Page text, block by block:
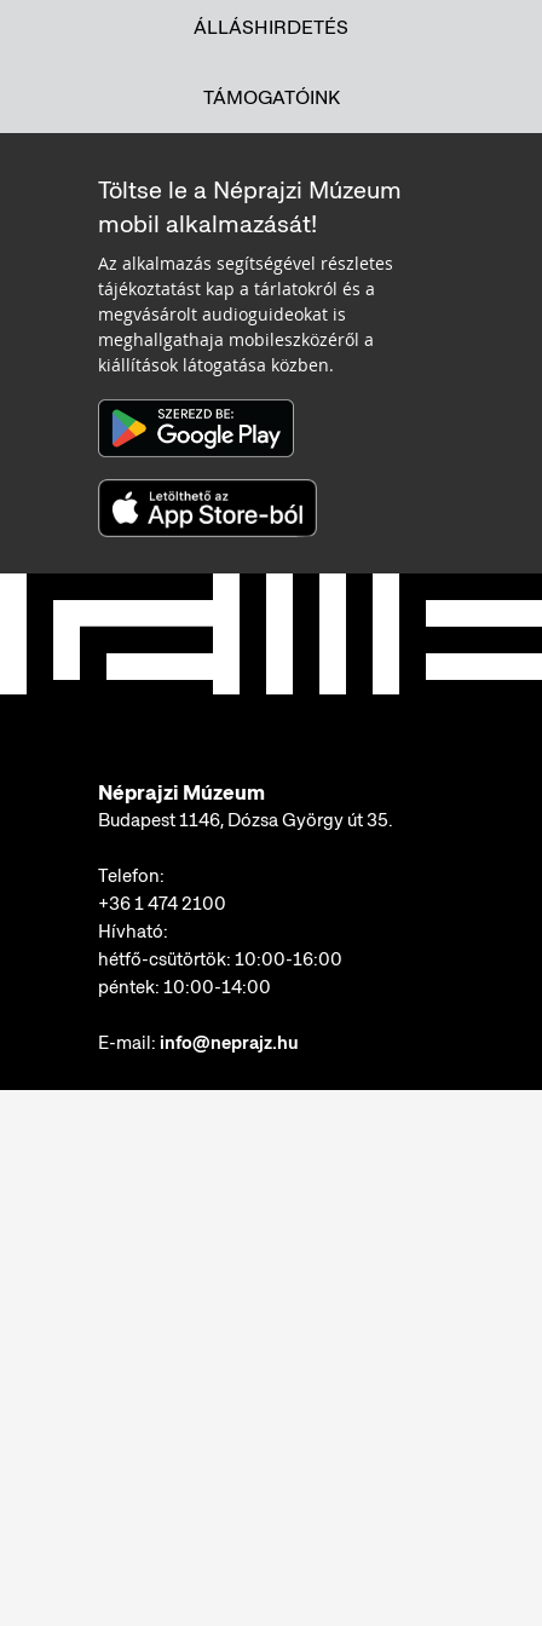
ÁLLÁSHIRDETÉS
TÁMOGATÓINK
Töltse le a Néprajzi Múzeum
mobil alkalmazását!
Az alkalmazás segítségével részletes
tájékoztatást kap a tárlatokról és a
megvásárolt audioguideokat is
meghallgathaja mobileszközéről a
kiállítások látogatása közben.
Néprajzi Múzeum
Budapest 1146, Dózsa György út 35.
Telefon:
+36 1 474 2100
Hívható:
hétfő-csütörtök: 10:00-16:00
péntek: 10:00-14:00
E-mail: info@neprajz.hu
Etnoshop: